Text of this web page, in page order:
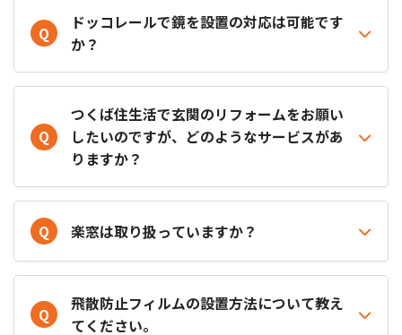
Q
ドッコレールで鏡を設置の対応は可能です
か？
Q
つくば住生活で玄関のリフォームをお願い
したいのですが、どのようなサービスがあ
りますか？
Q 楽窓は取り扱っていますか？
Q
飛散防止フィルムの設置方法について教え
てください。